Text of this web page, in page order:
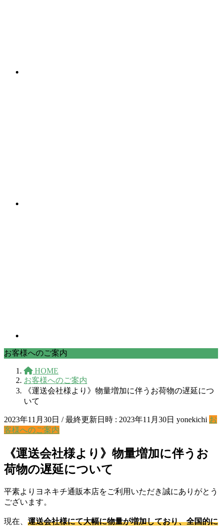
お客様へのご案内
HOME
お客様へのご案内
《運送会社様より》物量増加に伴うお荷物の遅延につ
いて
2023年11月30日 / 最終更新日時 : 2023年11月30日 yonekichi お
客様へのご案内
《運送会社様より》物量増加に伴うお
荷物の遅延について
平素よりヨネキチ通販本店をご利用いただき誠にありがとう
ございます。
現在、 運送会社様にて大幅に物量が増加しており、全国的に